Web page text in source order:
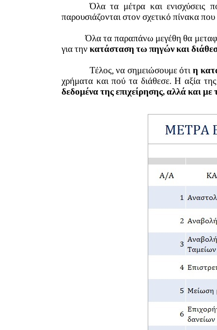
Όλα τα μέτρα και ενισχύσεις
παρουσιάζονται στον σχετικό πίνακα
Όλα τα παραπάνω μεγέθη θα
για την κατάσταση τω πηγών και
Τέλος, να σημειώσουμε ότιη
χρήματα και πού τα διάθεσε. Η αξία
δεδομένα της επιχείρησης, αλλά και